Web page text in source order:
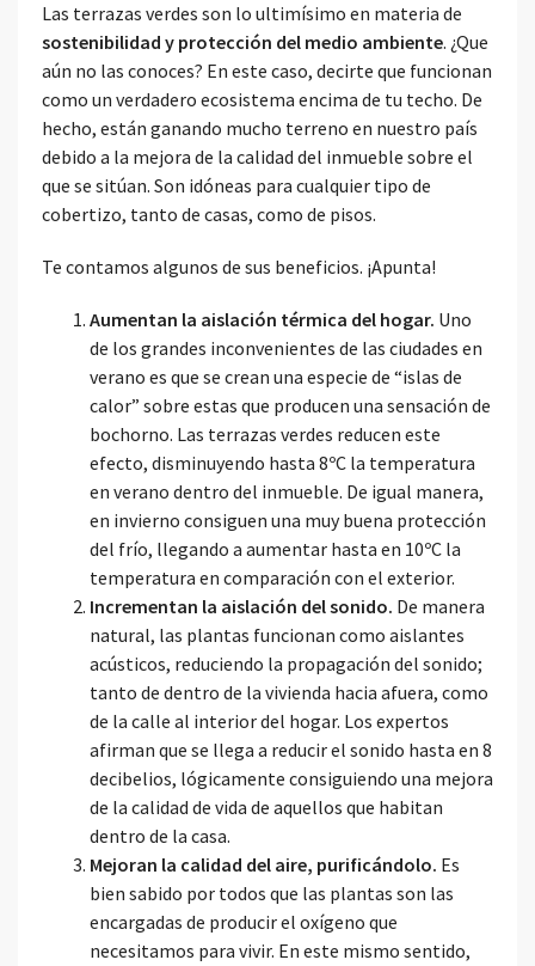
Las terrazas verdes son lo ultimísimo en materia de
sostenibilidad y protección del medio ambiente. ¿Que
aún no las conoces? En este caso, decirte que funcionan
como un verdadero ecosistema encima de tu techo. De
hecho, están ganando mucho terreno en nuestro país
debido a la mejora de la calidad del inmueble sobre el
que se sitúan. Son idóneas para cualquier tipo de
cobertizo, tanto de casas, como de pisos.
Te contamos algunos de sus beneficios. ¡Apunta!
Aumentan la aislación térmica del hogar. Uno
de los grandes inconvenientes de las ciudades en
verano es que se crean una especie de “islas de
calor” sobre estas que producen una sensación de
bochorno. Las terrazas verdes reducen este
efecto, disminuyendo hasta 8ºC la temperatura
en verano dentro del inmueble. De igual manera,
en invierno consiguen una muy buena protección
del frío, llegando a aumentar hasta en 10ºC la
temperatura en comparación con el exterior.
Incrementan la aislación del sonido. De manera
natural, las plantas funcionan como aislantes
acústicos, reduciendo la propagación del sonido;
tanto de dentro de la vivienda hacia afuera, como
de la calle al interior del hogar. Los expertos
afirman que se llega a reducir el sonido hasta en 8
decibelios, lógicamente consiguiendo una mejora
de la calidad de vida de aquellos que habitan
dentro de la casa.
Mejoran la calidad del aire, purificándolo. Es
bien sabido por todos que las plantas son las
encargadas de producir el oxígeno que
necesitamos para vivir. En este mismo sentido,